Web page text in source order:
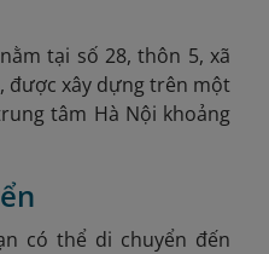
tại số 28, thôn 5, xã
được xây dựng trên một
tâm Hà Nội khoảng
có thể di chuyển đến